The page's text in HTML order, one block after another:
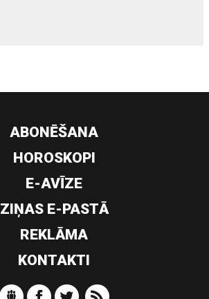
ABONĒŠANA
HOROSKOPI
E-AVĪZE
ZIŅAS E-PASTĀ
REKLĀMA
KONTAKTI